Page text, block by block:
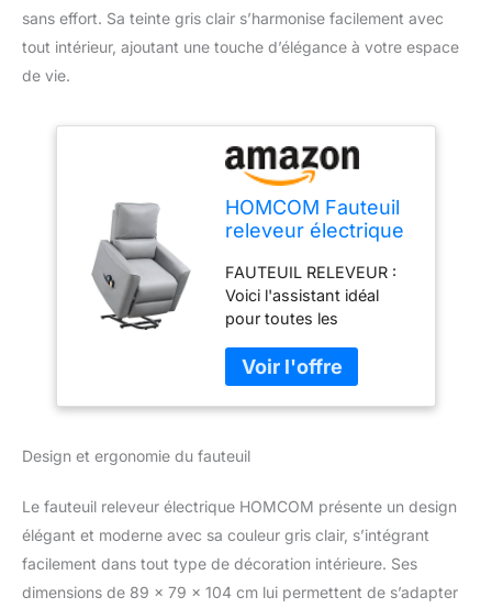
sans effort. Sa teinte gris clair s’harmonise facilement avec
tout intérieur, ajoutant une touche d’élégance à votre espace
de vie.
HOMCOM Fauteuil
releveur électrique
inclinable avec
Massage 8 Points
et Chauffant,
télécommande,
Ressorts ensachés,
dim. 79L x 89l x
104H cm Gris Clair
FAUTEUIL RELEVEUR :
Voici l'assistant idéal
pour toutes les
besoin d'une attention
particulière ! La
télécommande permet
siège de ce fauteuil de
jusqu'à 45° et d'obtenir
une position droite sans
pression sur les
articulations MASSAGE
RELAXANT : Équipé de 8
Design et ergonomie du fauteuil
Le fauteuil releveur électrique HOMCOM présente un design
élégant et moderne avec sa couleur gris clair, s’intégrant
facilement dans tout type de décoration intérieure. Ses
dimensions de 89 x 79 x 104 cm lui permettent de s’adapter